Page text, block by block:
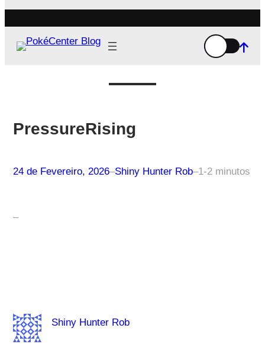
PressureRising
24 de Fevereiro, 2026–Shiny Hunter Rob–1-2 minutos
–
Shiny Hunter Rob